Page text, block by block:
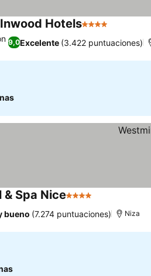
Hotels4 Estrellas
9,0Excelente (3.422 puntuaciones)
Spa Nice4 Estrellas
bueno (7.274 puntuaciones) Niza